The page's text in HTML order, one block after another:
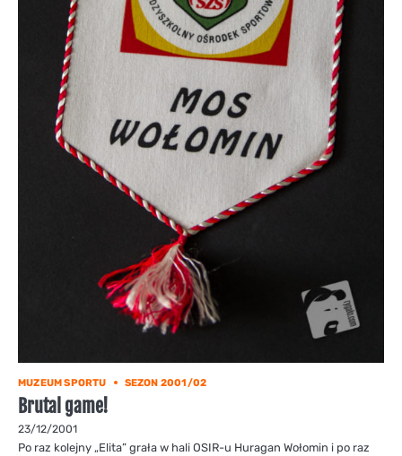
MUZEUM SPORTU SEZON 2001/02
Brutal game!
23/12/2001
Po raz kolejny „Elita” grała w hali OSIR-u Huragan Wołomin i po raz